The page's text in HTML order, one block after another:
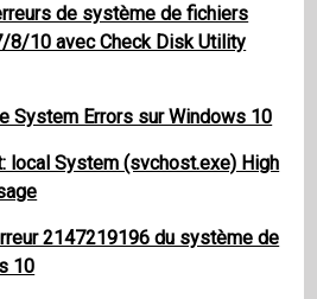
de système de fichiers
8/10 avec Check Disk Utility
System Errors sur Windows 10
local System (svchost.exe) High
2147219196 du système de
10